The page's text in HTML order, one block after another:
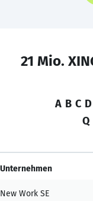
21 Mio.
A B C D
Q
Unternehmen
New Work SE